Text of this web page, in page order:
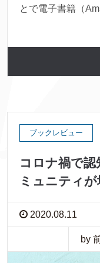
とで電子書籍（
ブックレビュー
コロナ禍で認
ミュニティ
2020.08.11
by